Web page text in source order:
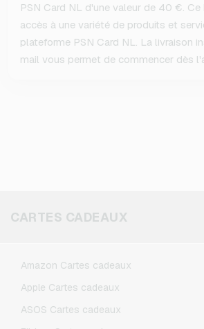
PSN Card NL d'une valeur de 40 €.
accès à une variété de produits et
plateforme PSN Card NL. La livraison
mail vous permet de commencer dès
CARTES CADEAUX
Amazon Cartes cadeaux
Apple Cartes cadeaux
ASOS Cartes cadeaux